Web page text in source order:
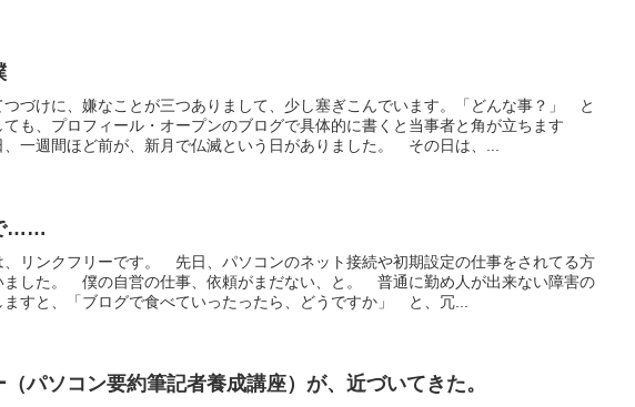
つづけに、嫌なことが三つありまして、少し塞ぎこんでいます。「どんな事？」 と
ても、プロフィール・オープンのブログで具体的に書くと当事者と角が立ちます
一週間ほど前が、新月で仏滅という日がありました。 その日は、...
……
、リンクフリーです。 先日、パソコンのネット接続や初期設定の仕事をされてる方
ました。 僕の自営の仕事、依頼がまだない、と。 普通に勤め人が出来ない障害の
ますと、「ブログで食べていったったら、どうですか」 と、冗...
（パソコン要約筆記者養成講座）が、近づいてきた。